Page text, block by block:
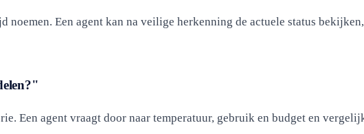
noemen. Een agent kan na veilige herkenning de actuele status
Een agent vraagt door naar temperatuur, gebruik en budget en